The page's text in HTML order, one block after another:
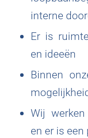
interne
Er is
en ideeën
Binnen
Wij
en er is